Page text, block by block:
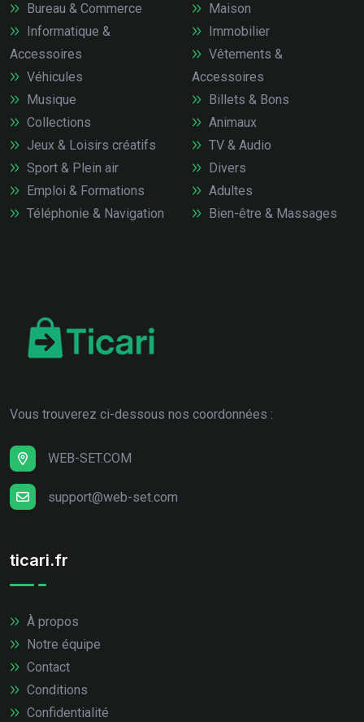
Bureau & Commerce
Informatique &
Accessoires
Véhicules
Maison
Immobilier
Vêtements &
Accessoires
Musique
Collections
Jeux & Loisirs créatifs
Sport & Plein air
Emploi & Formations
Téléphonie & Navigation
Billets & Bons
Animaux
TV & Audio
Divers
Adultes
Bien-être & Massages
Vous trouverez ci-dessous nos coordonnées :
WEB-SET.COM
support@web-set.com
ticari.fr
À propos
Notre équipe
Contact
Conditions
Confidentialité